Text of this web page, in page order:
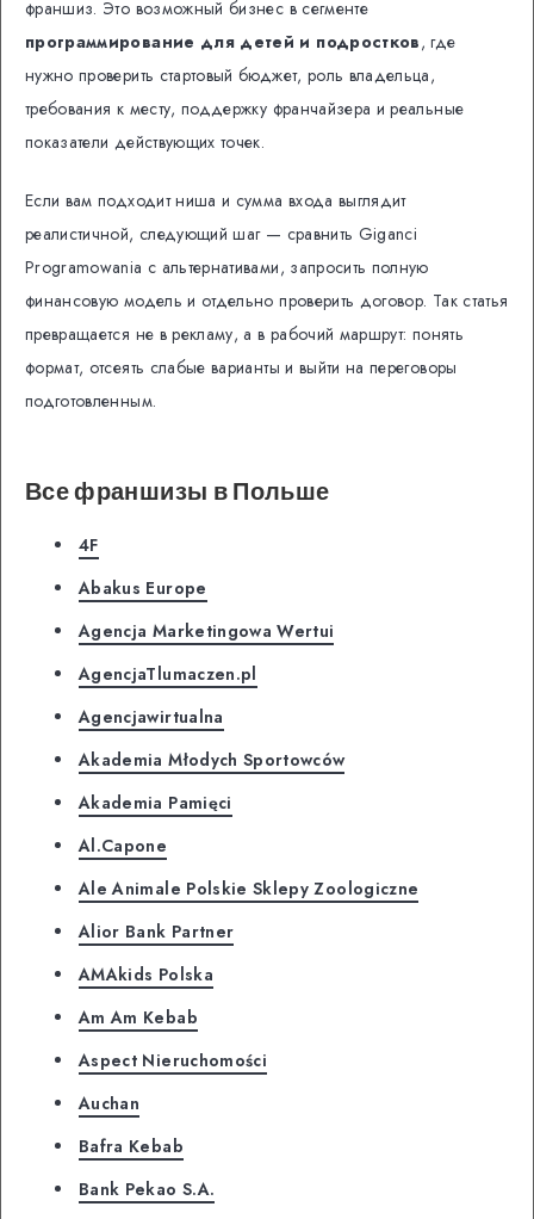
франшиз. Это возможный бизнес в сегменте
программирование для детей и подростков, где
нужно проверить стартовый бюджет, роль владельца,
требования к месту, поддержку франчайзера и реальные
показатели действующих точек.
Если вам подходит ниша и сумма входа выглядит
реалистичной, следующий шаг — сравнить Giganci
Programowania с альтернативами, запросить полную
финансовую модель и отдельно проверить договор. Так статья
превращается не в рекламу, а в рабочий маршрут: понять
формат, отсеять слабые варианты и выйти на переговоры
подготовленным.
Все франшизы в Польше
4F
Abakus Europe
Agencja Marketingowa Wertui
AgencjaTlumaczen.pl
Agencjawirtualna
Akademia Młodych Sportowców
Akademia Pamięci
Al.Capone
Ale Animale Polskie Sklepy Zoologiczne
Alior Bank Partner
AMAkids Polska
Am Am Kebab
Aspect Nieruchomości
Auchan
Bafra Kebab
Bank Pekao S.A.